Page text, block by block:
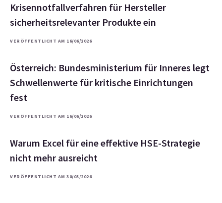
Krisennotfallverfahren für Hersteller
sicherheitsrelevanter Produkte ein
VERÖFFENTLICHT AM 16/06/2026
Österreich: Bundesministerium für Inneres legt
Schwellenwerte für kritische Einrichtungen
fest
VERÖFFENTLICHT AM 16/06/2026
Warum Excel für eine effektive HSE-Strategie
nicht mehr ausreicht
VERÖFFENTLICHT AM 30/03/2026